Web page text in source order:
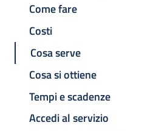
Come fare
Costi
Cosa serve
Cosa si ottiene
Tempi e scadenze
Accedi al servizio